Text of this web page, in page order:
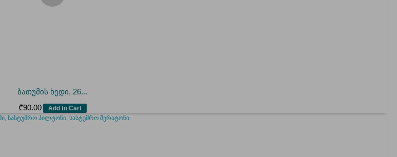
ბათუმის ხედი, 26...
₾90.00 Add to Cart